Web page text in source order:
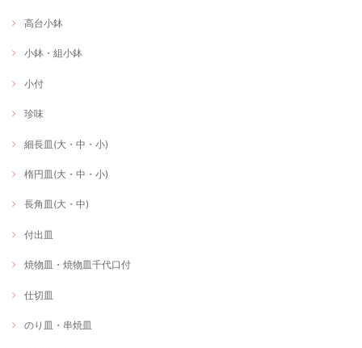
高台小鉢
小鉢・組小鉢
小付
珍味
細長皿(大・中・小)
楕円皿(大・中・小)
長角皿(大・中)
付出皿
焼物皿・焼物皿千代口付
仕切皿
のり皿・串焼皿